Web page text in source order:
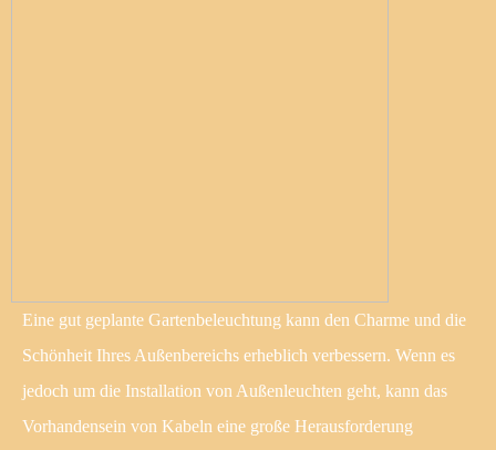
Eine gut geplante Gartenbeleuchtung kann den Charme und die
Schönheit Ihres Außenbereichs erheblich verbessern. Wenn es
jedoch um die Installation von Außenleuchten geht, kann das
Vorhandensein von Kabeln eine große Herausforderung